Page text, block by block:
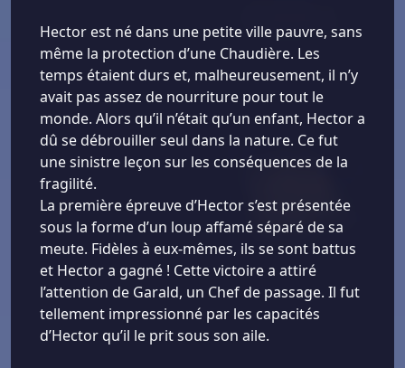
Hector est né dans une petite ville pauvre, sans
même la protection d’une Chaudière. Les
temps étaient durs et, malheureusement, il n’y
avait pas assez de nourriture pour tout le
monde. Alors qu’il n’était qu’un enfant, Hector a
dû se débrouiller seul dans la nature. Ce fut
une sinistre leçon sur les conséquences de la
fragilité.
La première épreuve d’Hector s’est présentée
sous la forme d’un loup affamé séparé de sa
meute. Fidèles à eux-mêmes, ils se sont battus
et Hector a gagné ! Cette victoire a attiré
l’attention de Garald, un Chef de passage. Il fut
tellement impressionné par les capacités
d’Hector qu’il le prit sous son aile.